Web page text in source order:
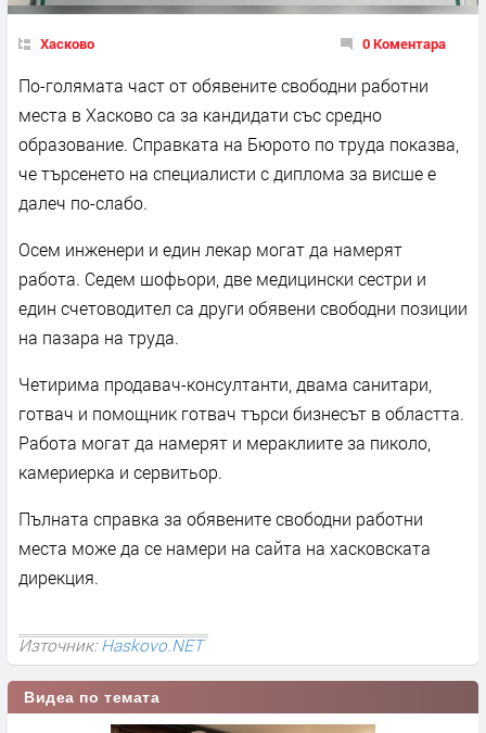
Хасково 0 Коментара
По-голямата част от обявените свободни работни
места в Хасково са за кандидати със средно
образование. Справката на Бюрото по труда показва,
че търсенето на специалисти с диплома за висше е
далеч по-слабо.
Осем инженери и един лекар могат да намерят
работа. Седем шофьори, две медицински сестри и
един счетоводител са други обявени свободни позиции
на пазара на труда.
Четирима продавач-консултанти, двама санитари,
готвач и помощник готвач търси бизнесът в областта.
Работа могат да намерят и мераклиите за пиколо,
камериерка и сервитьор.
Пълната справка за обявените свободни работни
места може да се намери на сайта на хасковската
дирекция.
Източник:Haskovo.NET
Видеа по темата